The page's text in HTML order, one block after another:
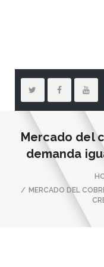
Mercado del
demanda
MERCADO DEL